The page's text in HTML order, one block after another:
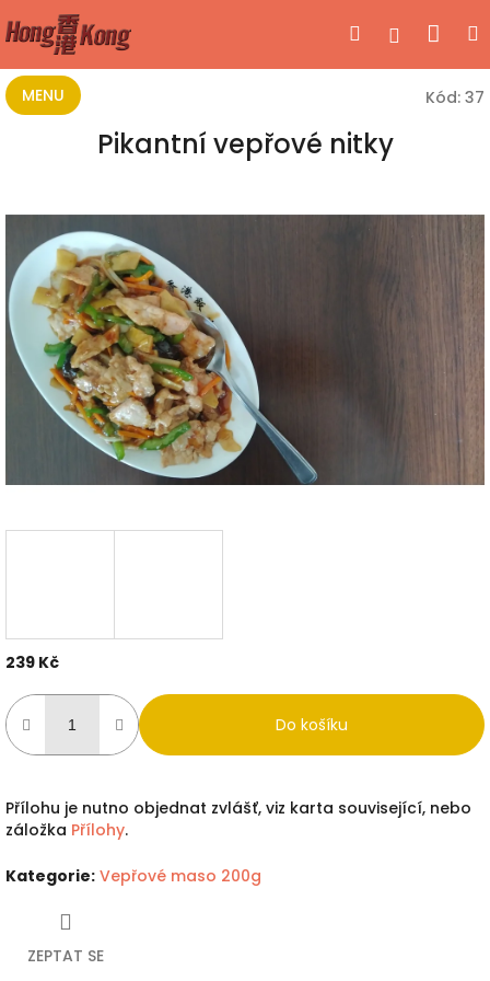
na
obsah
Hledat
MENU Kód: 37
Pikantní vepřové nitky
239 Kč
cena:
Do košíku
Přílohu je nutno objednat zvlášť, viz karta související, nebo
záložka Přílohy.
Kategorie: Vepřové maso 200g
ZEPTAT SE